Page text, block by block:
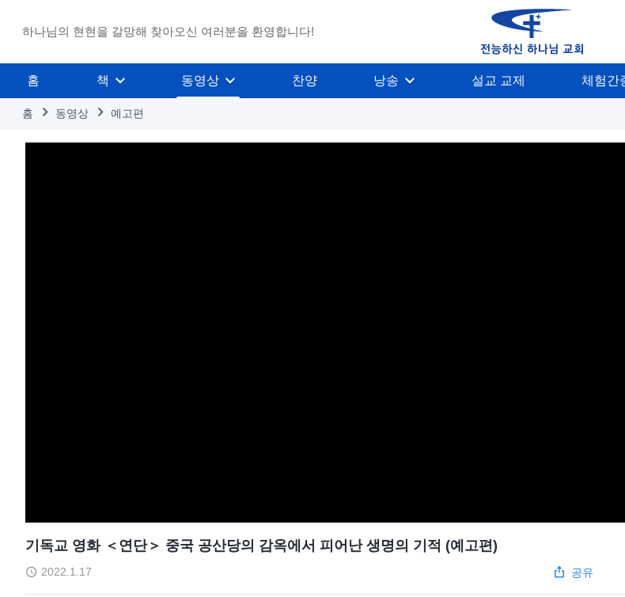
하나님의 현현을 갈망해 찾아오신 여러분을 환영합니다!
홈 책 동영상 찬양 낭송 설교 교제 체험간
홈 동영상 예고편
기독교 영화 ＜연단＞ 중국 공산당의 감옥에서 피어난 생명의 기적 (예고편)
2022.1.17 공유